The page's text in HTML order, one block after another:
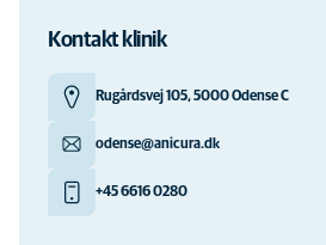
Kontakt klinik
Rugårdsvej 105, 5000 Odense C
odense@anicura.dk
+45 6616 0280